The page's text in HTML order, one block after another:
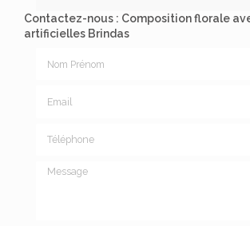
Contactez-nous : Composition florale
artificielles Brindas
Message